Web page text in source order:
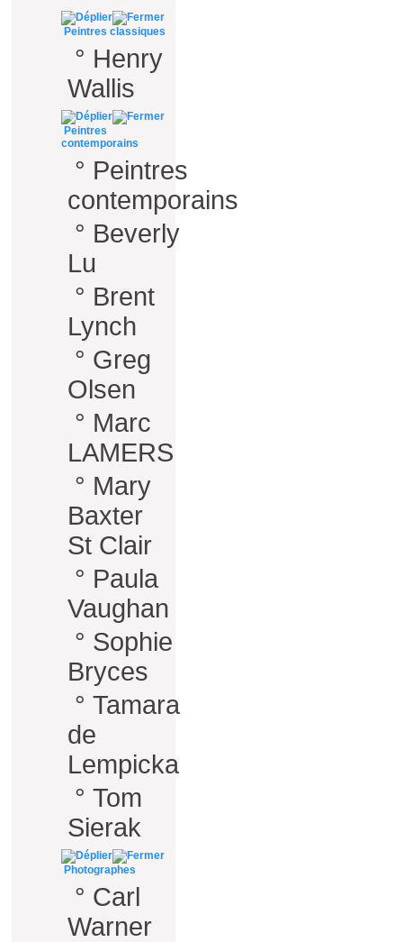
Peintres classiques
° Henry
Wallis
Peintres
contemporains
° Peintres
contemporains
° Beverly
Lu
° Brent
Lynch
° Greg
Olsen
° Marc
LAMERS
° Mary
Baxter
St Clair
° Paula
Vaughan
° Sophie
Bryces
° Tamara
de
Lempicka
° Tom
Sierak
Photographes
° Carl
Warner